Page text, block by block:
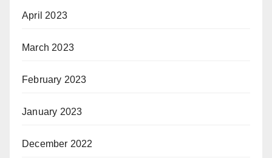
April 2023
March 2023
February 2023
January 2023
December 2022